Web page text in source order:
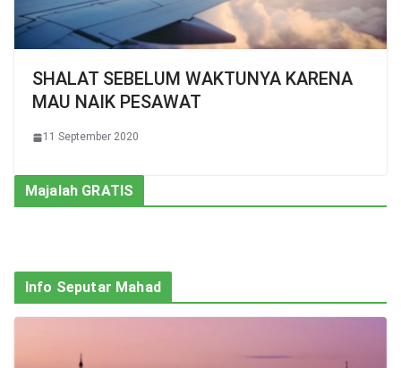
SHALAT SEBELUM WAKTUNYA KARENA
MAU NAIK PESAWAT
11 September 2020
Majalah GRATIS
Info Seputar Mahad